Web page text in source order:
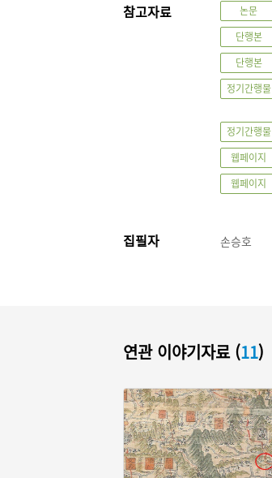
참고자료 논문
단행본
단행본
정기간행물
정기간행물
웹페이지
웹페이지
집필자 손승호
연관 이야기자료 (11)